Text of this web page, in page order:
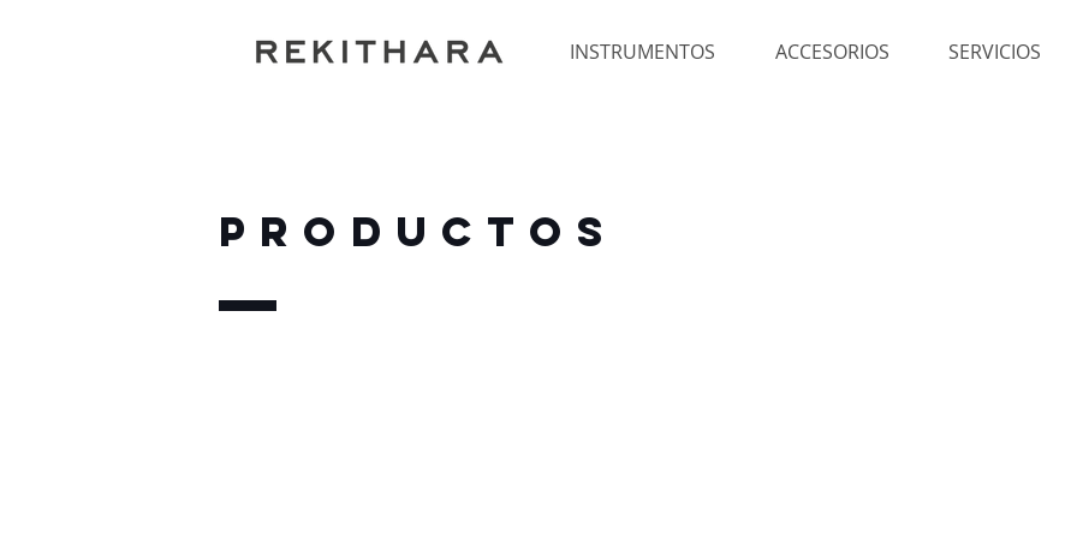
INSTRUMENTOS ACCESORIOS SERVICIOS
PRODUCTOS